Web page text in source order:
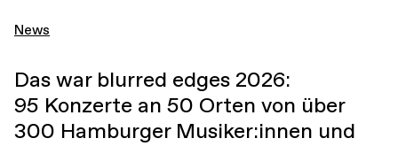
News
Das war blurred edges 2026:
95 Konzerte an 50 Orten von über
300 Hamburger Musiker:innen und